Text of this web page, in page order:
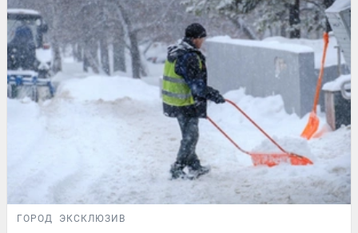
ГОРОД ЭКСКЛЮЗИВ